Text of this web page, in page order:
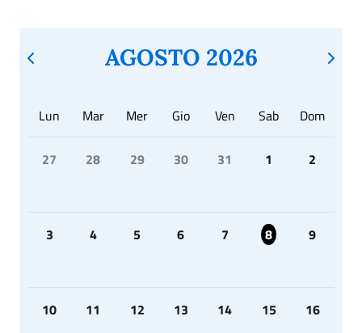
AGOSTO 2026
Lun Mar Mer Gio Ven Sab Dom
27 28 29 30 31 1 2
3 4 5 6 7 8 9
10 11 12 13 14 15 16